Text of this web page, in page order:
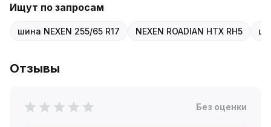
Ищут по запросам
шина NEXEN 255/65 R17 NEXEN ROADIAN HTX RH5
Отзывы
Без оценки